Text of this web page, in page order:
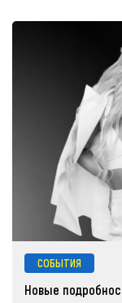
СОБЫТИЯ
Новые